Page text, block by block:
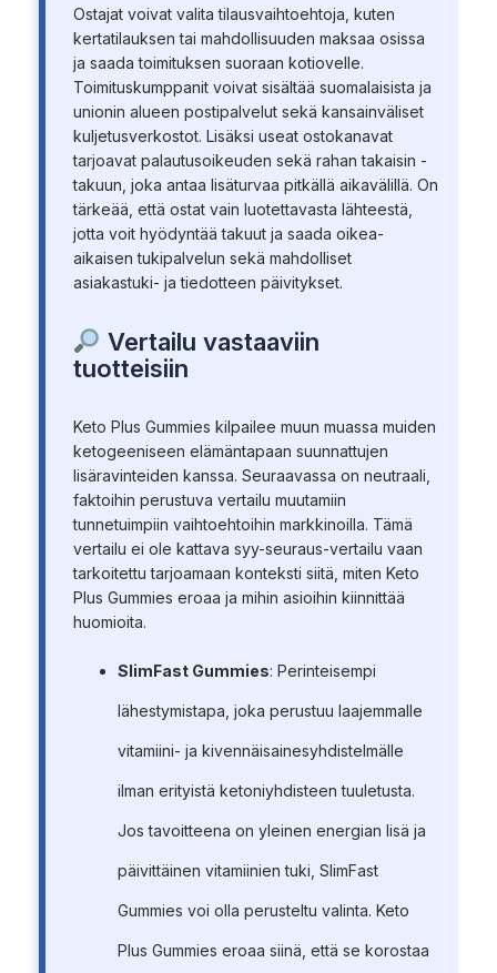
Ostajat voivat valita tilausvaihtoehtoja, kuten
kertatilauksen tai mahdollisuuden maksaa osissa
ja saada toimituksen suoraan kotiovelle.
Toimituskumppanit voivat sisältää suomalaisista ja
unionin alueen postipalvelut sekä kansainväliset
kuljetusverkostot. Lisäksi useat ostokanavat
tarjoavat palautusoikeuden sekä rahan takaisin -
takuun, joka antaa lisäturvaa pitkällä aikavälillä. On
tärkeää, että ostat vain luotettavasta lähteestä,
jotta voit hyödyntää takuut ja saada oikea-
aikaisen tukipalvelun sekä mahdolliset
asiakastuki- ja tiedotteen päivitykset.
Vertailu vastaaviin
tuotteisiin
Keto Plus Gummies kilpailee muun muassa muiden
ketogeeniseen elämäntapaan suunnattujen
lisäravinteiden kanssa. Seuraavassa on neutraali,
faktoihin perustuva vertailu muutamiin
tunnetuimpiin vaihtoehtoihin markkinoilla. Tämä
vertailu ei ole kattava syy-seuraus-vertailu vaan
tarkoitettu tarjoamaan konteksti siitä, miten Keto
Plus Gummies eroaa ja mihin asioihin kiinnittää
huomioita.
SlimFast Gummies: Perinteisempi
lähestymistapa, joka perustuu laajemmalle
vitamiini- ja kivennäisainesyhdistelmälle
ilman erityistä ketoniyhdisteen tuuletusta.
Jos tavoitteena on yleinen energian lisä ja
päivittäinen vitamiinien tuki, SlimFast
Gummies voi olla perusteltu valinta. Keto
Plus Gummies eroaa siinä, että se korostaa